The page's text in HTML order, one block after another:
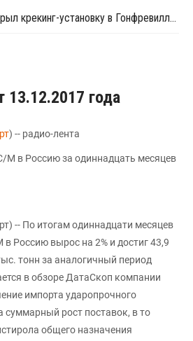
Total Petrochemical закрыл крекинг-установку в Гонфревилле из-за поломки
13.12.2017 года
) -- радио-лента
в Россию за одиннадцать месяцев
-- По итогам одиннадцати месяцев
Россию вырос на 2% и достиг 43,9
тонн за аналогичный период
в обзоре ДатаСкоп компании
импорта ударопрочного
суммарный рост поставок, в то
общего назначения